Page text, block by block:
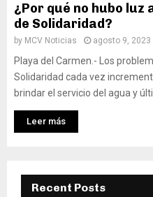
¿Por qué no hubo
de Solidaridad?
by MCV Noticias agosto 9, 2023
Playa del Carmen.- Los
Solidaridad cada vez
brindar el servicio del agua y
Leer más
Recent Posts